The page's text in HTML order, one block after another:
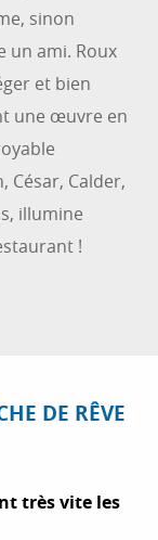
sinon
un ami. Roux
et bien
une œuvre en
César, Calder,
illumine
!
DE RÊVE
très vite les